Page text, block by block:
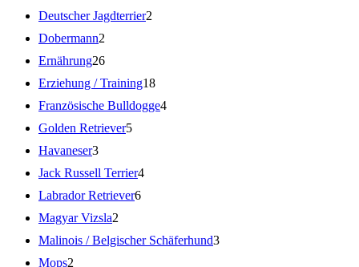
Deutscher Jagdterrier2
Dobermann2
Ernährung26
Erziehung / Training18
Französische Bulldogge4
Golden Retriever5
Havaneser3
Jack Russell Terrier4
Labrador Retriever6
Magyar Vizsla2
Malinois / Belgischer Schäferhund3
Mops2